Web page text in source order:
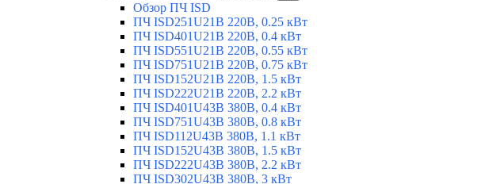
Обзор ПЧ ISD
ПЧ ISD251U21B 220В, 0.25 кВт
ПЧ ISD401U21B 220В, 0.4 кВт
ПЧ ISD551U21B 220В, 0.55 кВт
ПЧ ISD751U21B 220В, 0.75 кВт
ПЧ ISD152U21B 220В, 1.5 кВт
ПЧ ISD222U21B 220В, 2.2 кВт
ПЧ ISD401U43B 380В, 0.4 кВт
ПЧ ISD751U43B 380В, 0.8 кВт
ПЧ ISD112U43B 380В, 1.1 кВт
ПЧ ISD152U43B 380В, 1.5 кВт
ПЧ ISD222U43B 380В, 2.2 кВт
ПЧ ISD302U43B 380В, 3 кВт